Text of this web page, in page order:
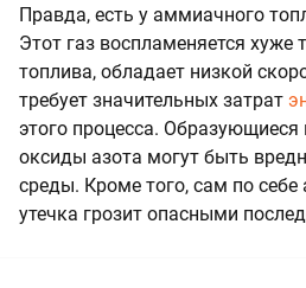
Правда, есть у аммиачного
Этот газ воспламеняется
топлива, обладает низкой
требует значительных затрат
этого процесса.
оксиды азота могут быть
среды. Кроме того, сам по себе
утечка грозит опасными